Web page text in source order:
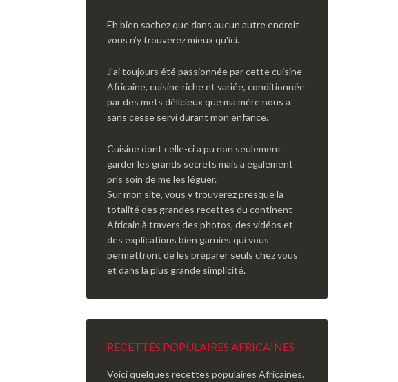
Eh bien sachez que dans aucun autre endroit
vous n’y trouverez mieux qu'ici.
J'ai toujours été passionnée par cette cuisine
Africaine, cuisine riche et variée, conditionnée
par des mets délicieux que ma mère nous a
sans cesse servi durant mon enfance.
Cuisine dont celle-ci a pu non seulement
garder les grands secrets mais a également
pris soin de me les léguer.
Sur mon site, vous y trouverez presque la
totalité des grandes recettes du continent
Africain à travers des photos, des vidéos et
des explications bien garnies qui vous
permettront de les préparer seuls chez vous
et dans la plus grande simplicité.
RECETTES POPULAIRES AFRICAINES
Voici quelques recettes populaires Africaines.